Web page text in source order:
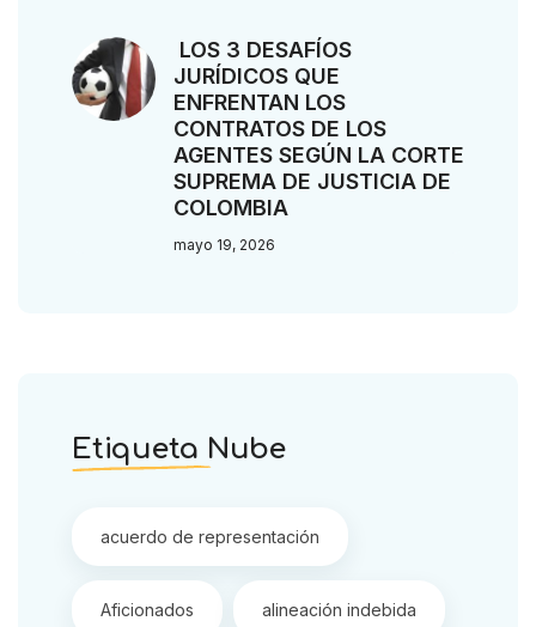
LOS 3 DESAFÍOS
JURÍDICOS QUE
ENFRENTAN LOS
CONTRATOS DE LOS
AGENTES SEGÚN LA CORTE
SUPREMA DE JUSTICIA DE
COLOMBIA
mayo 19, 2026
Etiqueta Nube
acuerdo de representación
Aficionados alineación indebida